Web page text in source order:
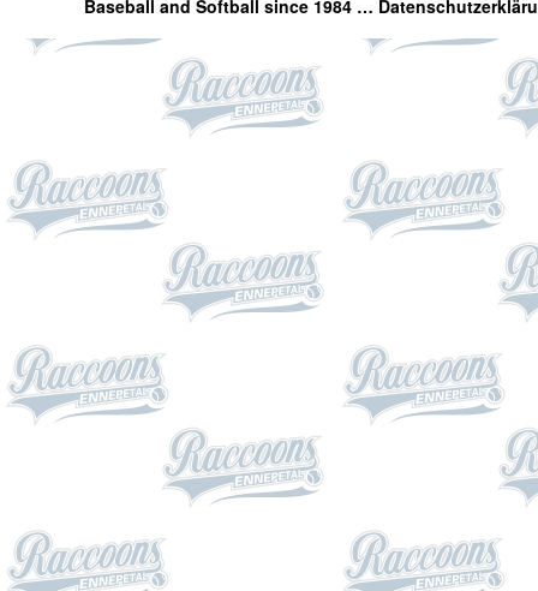
Baseball and Softball since 1984 …